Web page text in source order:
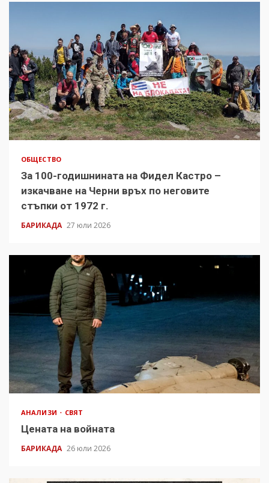
ОБЩЕСТВО
За 100-годишнината на Фидел Кастро –
изкачване на Черни връх по неговите
стъпки от 1972 г.
БАРИКАДА 27 юли 2026
АНАЛИЗИ СВЯТ
Цената на войната
БАРИКАДА 26 юли 2026